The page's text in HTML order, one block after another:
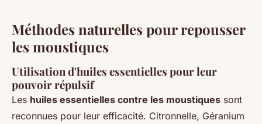
Méthodes naturelles pour repousser
les moustiques
Utilisation d'huiles essentielles pour leur
pouvoir répulsif
Les huiles essentielles contre les moustiques sont
reconnues pour leur efficacité. Citronnelle, Géranium